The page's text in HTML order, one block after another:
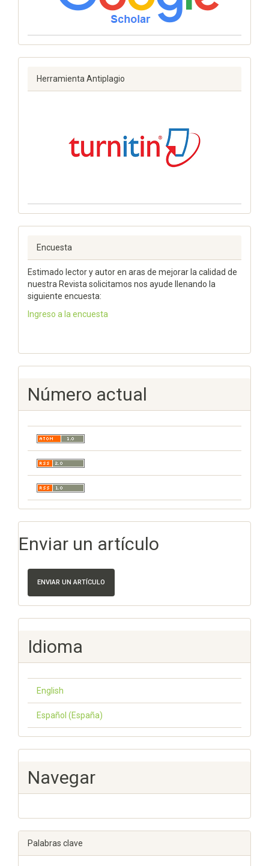
Herramienta Antiplagio
Encuesta
Estimado lector y autor en aras de mejorar la calidad de
nuestra Revista solicitamos nos ayude llenando la
siguiente encuesta:
Ingreso a la encuesta
Número actual
Enviar un artículo
ENVIAR UN ARTÍCULO
Idioma
English
Español (España)
Navegar
Palabras clave